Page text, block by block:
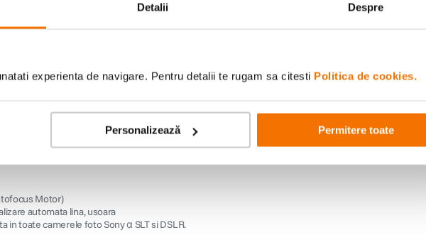
Detalii Despre
experienta de navigare. Pentru detalii te rugam sa citesti Politica de cookies.
Personalizează Permitere toate
Motor)
automata lina, usoara
in toate camerele foto Sony α SLT si DSLR.